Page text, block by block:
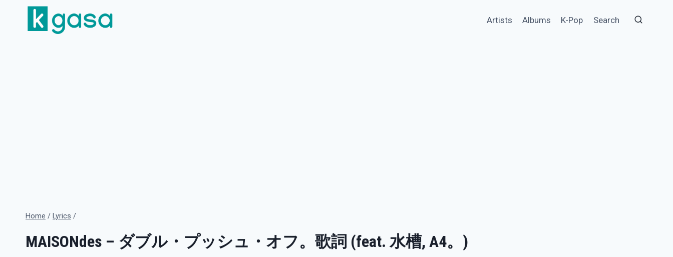
content
Artists Albums K-Pop Search
Home / Lyrics /
MAISONdes – ダブル・プッシュ・オフ。歌詞 (feat. 水槽, A4。)